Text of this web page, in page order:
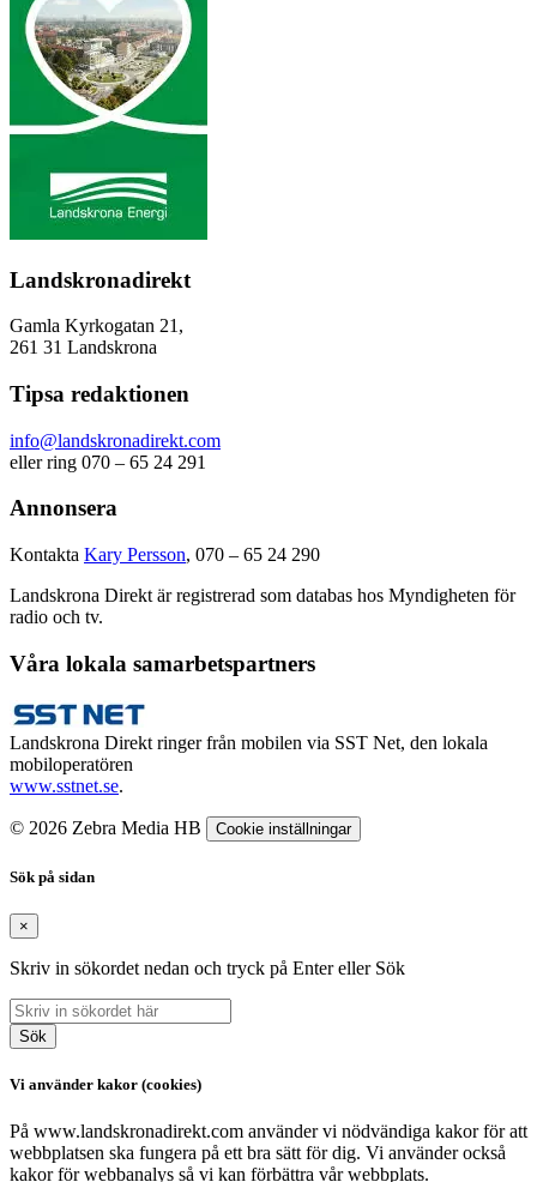
Landskronadirekt
Gamla Kyrkogatan 21,
261 31 Landskrona
Tipsa redaktionen
info@landskronadirekt.com
eller ring 070 – 65 24 291
Annonsera
Kontakta Kary Persson, 070 – 65 24 290
Landskrona Direkt är registrerad som databas hos Myndigheten för
radio och tv.
Våra lokala samarbetspartners
Landskrona Direkt ringer från mobilen via SST Net, den lokala
mobiloperatören
www.sstnet.se.
© 2026 Zebra Media HB Cookie inställningar
Sök på sidan
×
Skriv in sökordet nedan och tryck på Enter eller Sök
Sök
Vi använder kakor (cookies)
På www.landskronadirekt.com använder vi nödvändiga kakor för att
webbplatsen ska fungera på ett bra sätt för dig. Vi använder också
kakor för webbanalys så vi kan förbättra vår webbplats.